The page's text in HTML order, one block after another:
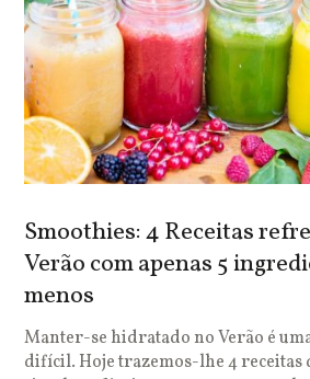
Smoothies: 4 Receitas
Verão com apenas 5
menos
Manter-se hidratado no Verão é
difícil. Hoje trazemos-lhe 4 receitas